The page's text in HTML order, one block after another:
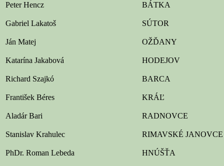
Peter Hencz BÁTKA
Gabriel Lakatoš SÚTOR
Ján Matej OŽĎANY
Katarína Jakabová HODEJOV
Richard Szajkó BARCA
František Béres KRÁĽ
Aladár Bari RADNOVCE
Stanislav Krahulec RIMAVSKÉ JANOVCE
PhDr. Roman Lebeda HNÚŠŤA